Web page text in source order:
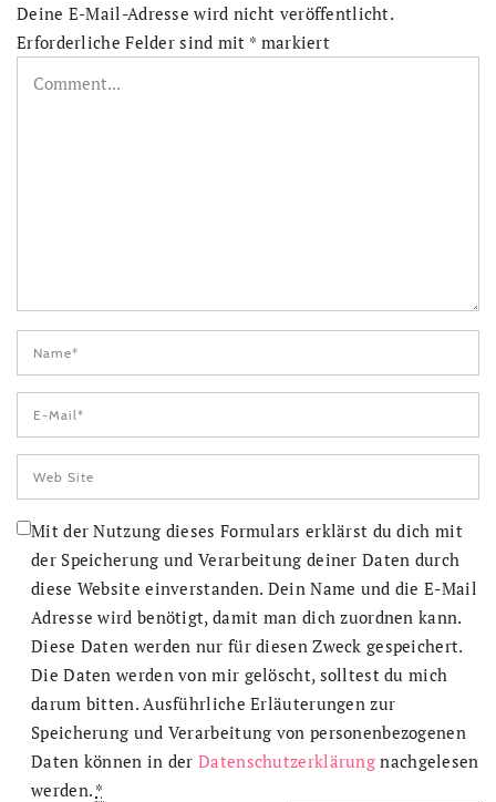
Deine E-Mail-Adresse wird nicht veröffentlicht.
Erforderliche Felder sind mit * markiert
Mit der Nutzung dieses Formulars erklärst du dich mit
der Speicherung und Verarbeitung deiner Daten durch
diese Website einverstanden. Dein Name und die E-Mail
Adresse wird benötigt, damit man dich zuordnen kann.
Diese Daten werden nur für diesen Zweck gespeichert.
Die Daten werden von mir gelöscht, solltest du mich
darum bitten. Ausführliche Erläuterungen zur
Speicherung und Verarbeitung von personenbezogenen
Daten können in derDatenschutzerklärung nachgelesen
werden. *